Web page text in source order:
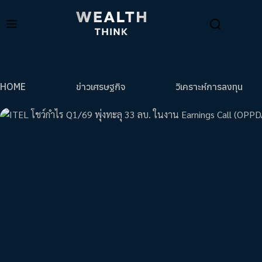
HOME ข่าวเศรษฐกิจ วิเคราะห์การลงทุน